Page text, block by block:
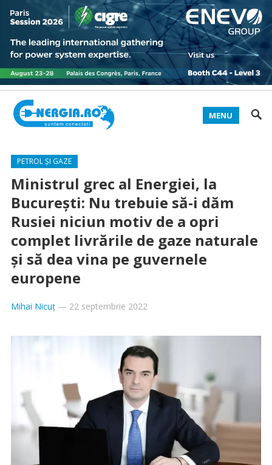
MENU
PETROL ȘI GAZE
Ministrul grec al Energiei, la
București: Nu trebuie să-i dăm
Rusiei niciun motiv de a opri
complet livrările de gaze naturale
și să dea vina pe guvernele
europene
Mihai Nicuț— 22 septembrie 2022